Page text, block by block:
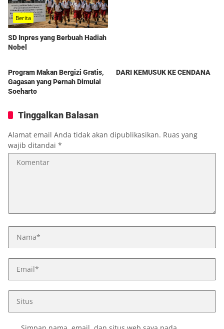
Berita
SD Inpres yang Berbuah Hadiah
Nobel
Program Makan Bergizi Gratis,
Gagasan yang Pernah Dimulai
Soeharto
DARI KEMUSUK KE CENDANA
Tinggalkan Balasan
Alamat email Anda tidak akan dipublikasikan. Ruas yang
wajib ditandai *